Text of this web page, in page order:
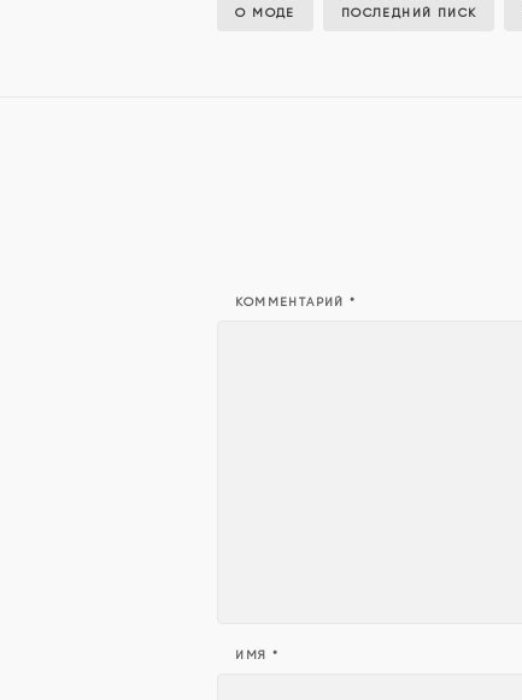
О МОДЕ ПОСЛЕДНИЙ ПИСК
КОММЕНТАРИЙ*
ИМЯ *